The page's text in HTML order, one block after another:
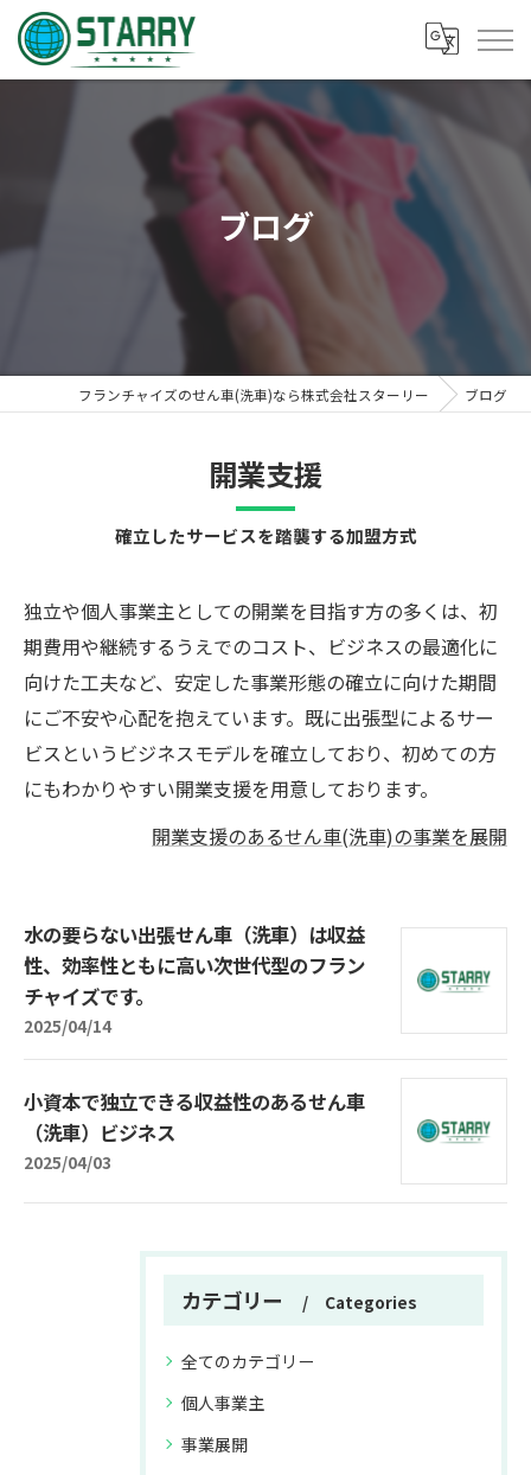
ブログ
フランチャイズのせん車(洗車)なら株式会社スターリー ブログ
開業支援
確立したサービスを踏襲する加盟方式
独立や個人事業主としての開業を目指す方の多くは、初
期費用や継続するうえでのコスト、ビジネスの最適化に
向けた工夫など、安定した事業形態の確立に向けた期間
にご不安や心配を抱えています。既に出張型によるサー
ビスというビジネスモデルを確立しており、初めての方
にもわかりやすい開業支援を用意しております。
開業支援のあるせん車(洗車)の事業を展開
水の要らない出張せん車（洗車）は収益
性、効率性ともに高い次世代型のフラン
チャイズです。
2025/04/14
小資本で独立できる収益性のあるせん車
（洗車）ビジネス
2025/04/03
カテゴリー Categories
全てのカテゴリー
個人事業主
事業展開